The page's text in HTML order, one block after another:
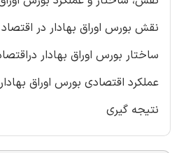
نقش بورس اوراق بهادار در
ساختار بورس اوراق بهادار
عملکرد اقتصادی بورس اوراق بهادار
نتیجه گیری